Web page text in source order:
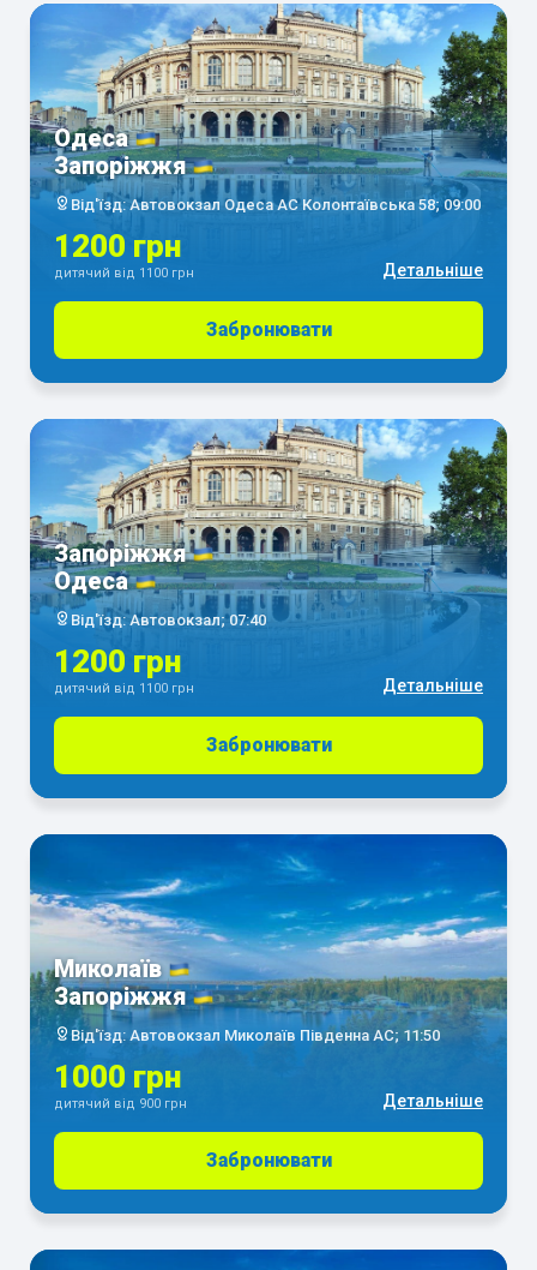
Одеса
Запоріжжя
Від'їзд: Автовокзал Одеса АС Колонтаївська 58; 09:00
1200 грн
дитячий від 1100 грн Детальніше
Забронювати
Запоріжжя
Одеса
Від'їзд: Автовокзал; 07:40
1200 грн
дитячий від 1100 грн Детальніше
Забронювати
Миколаїв
Запоріжжя
Від'їзд: Автовокзал Миколаїв Південна АС; 11:50
1000 грн
дитячий від 900 грн Детальніше
Забронювати